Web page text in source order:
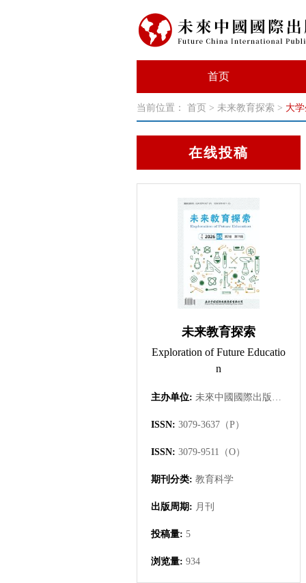
首页
当前位置： 首页 > 未来教育探索 > 大
在线投稿
未来教育探索
Exploration of Future Educatio
n
主办单位: 未來中國國際出版集團有限公司
ISSN: 3079-3637（P）
ISSN: 3079-9511（O）
期刊分类: 教育科学
出版周期: 月刊
投稿量: 5
浏览量: 934